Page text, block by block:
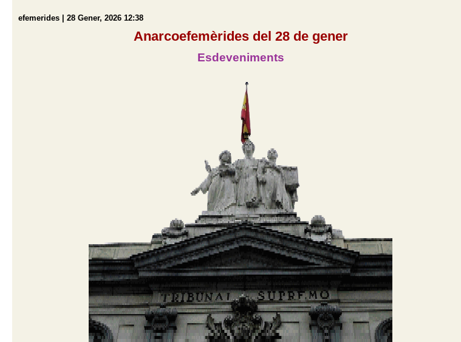
efemerides | 28 Gener, 2026 12:38
Anarcoefemèrides del 28 de gener
Esdeveniments